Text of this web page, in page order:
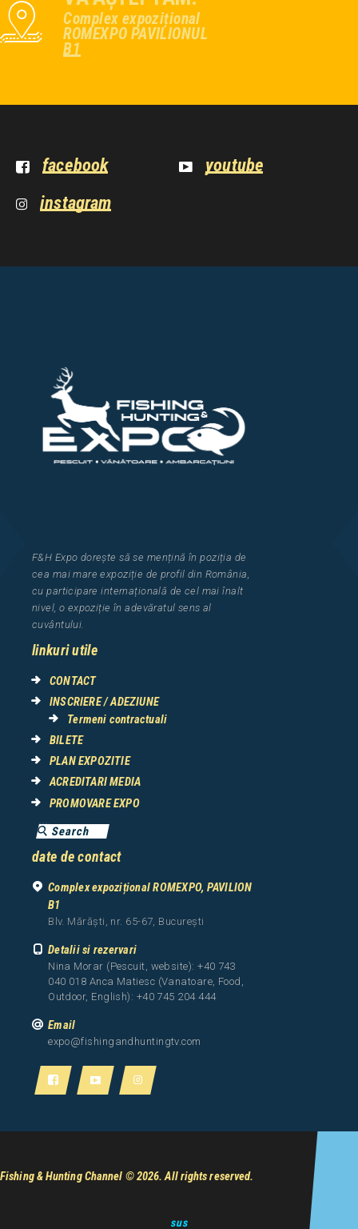
Complex expozițional
ROMEXPO PAVILIONUL
B1
facebook
youtube
instagram
F&H Expo dorește să se mențină în poziția de
cea mai mare expoziție de profil din România
cu participare internațională de cel maiînalt
nivel, o expoziție în adevăratul sens al
cuvântului.
linkuri utile
CONTACT
INSCRIERE / ADEZIUNE
Termeni contractuali
BILETE
PLAN EXPOZITIE
ACREDITARI MEDIA
PROMOVARE EXPO
date de contact
Complex expozițional ROMEXPO, PAVILION
B1
Blv. Mărăști, nr. 65-67, București
Detalii si rezervari
Nina Morar (Pescuit, website): +40 743
040 018 Anca Matiesc (Vanatoare, Food,
Outdoor, English): +40 745 204 444
Email
expo@fishingandhuntingtv.com
Fishing & Hunting Channel © 2026. All rights reserved.
sus